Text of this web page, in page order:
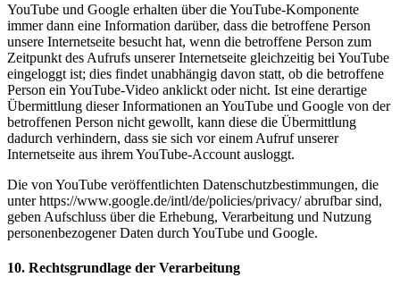
YouTube und Google erhalten über die YouTube-Komponente
immer dann eine Information darüber, dass die betroffene Person
unsere Internetseite besucht hat, wenn die betroffene Person zum
Zeitpunkt des Aufrufs unserer Internetseite gleichzeitig bei YouTube
eingeloggt ist; dies findet unabhängig davon statt, ob die betroffene
Person ein YouTube-Video anklickt oder nicht. Ist eine derartige
Übermittlung dieser Informationen an YouTube und Google von der
betroffenen Person nicht gewollt, kann diese die Übermittlung
dadurch verhindern, dass sie sich vor einem Aufruf unserer
Internetseite aus ihrem YouTube-Account ausloggt.
Die von YouTube veröffentlichten Datenschutzbestimmungen, die
unter https://www.google.de/intl/de/policies/privacy/ abrufbar sind,
geben Aufschluss über die Erhebung, Verarbeitung und Nutzung
personenbezogener Daten durch YouTube und Google.
10. Rechtsgrundlage der Verarbeitung